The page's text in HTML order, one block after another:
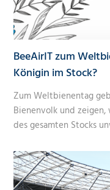
BeeAirIT zum
Königin im Stock?
Zum Weltbienentag
Bienenvolk und
des gesamten Stocks